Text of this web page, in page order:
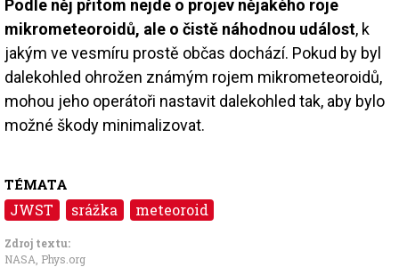
Podle něj přitom nejde o projev nějakého roje
mikrometeoroidů, ale o čistě náhodnou událost, k
jakým ve vesmíru prostě občas dochází. Pokud by byl
dalekohled ohrožen známým rojem mikrometeoroidů,
mohou jeho operátoři nastavit dalekohled tak, aby bylo
možné škody minimalizovat.
TÉMATA
JWST srážka meteoroid
Zdroj textu:
NASA Phys.org